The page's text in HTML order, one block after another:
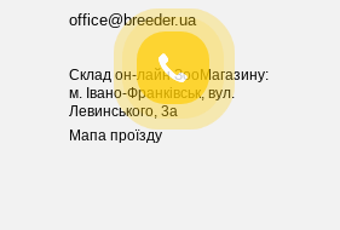
office@breeder.ua
Склад он-лайн ЗооМагазину:
м. Івано-Франківськ, вул.
Левинського, 3а
Мапа проїзду